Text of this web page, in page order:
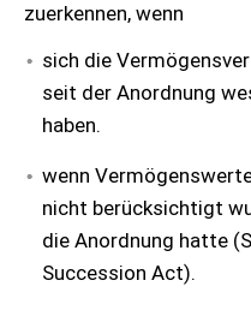
zuerkennen, wenn
sich die
seit der Anordnung
haben.
wenn
nicht berücksichtigt
die Anordnung hatte
Succession Act).